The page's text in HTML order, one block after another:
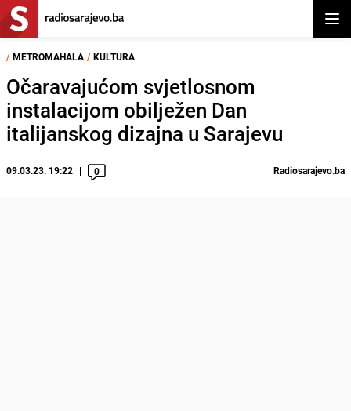
/ METROMAHALA / KULTURA
Očaravajućom svjetlosnom
instalacijom obilježen Dan
italijanskog dizajna u Sarajevu
09.03.23. 19:22 0 Radiosarajevo.ba